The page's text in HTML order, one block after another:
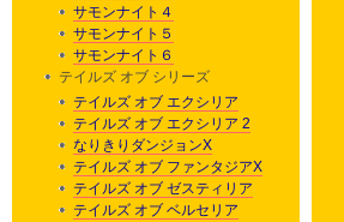
サモンナイト４
サモンナイト５
サモンナイト６
テイルズ オブ シリーズ
テイルズ オブ エクシリア
テイルズ オブ エクシリア 2
なりきりダンジョンX
テイルズ オブ ファンタジアX
テイルズ オブ ゼスティリア
テイルズ オブ ベルセリア